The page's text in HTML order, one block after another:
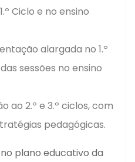
Ciclo e no ensino
alargada no 1.º
sessões no ensino
ao 2.º e 3.º ciclos, com
pedagógicas.
plano educativo da